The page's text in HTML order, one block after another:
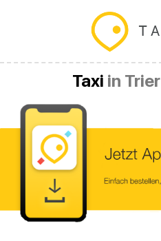
Taxi in Trier